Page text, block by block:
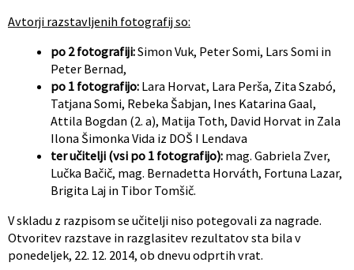
Avtorji razstavljenih fotografij so:
po 2 fotografiji:Simon Vuk, Peter Somi, Lars Somi in
Peter Bernad,
po 1 fotografijo: Lara Horvat, Lara Perša, Zita Szabó,
Tatjana Somi, Rebeka Šabjan, Ines Katarina Gaal,
Attila Bogdan (2. a), Matija Toth, David Horvat in Zala
Ilona Šimonka Vida iz DOŠ I Lendava
ter učitelji (vsi po 1 fotografijo): mag. Gabriela Zver,
Lučka Bačič, mag. Bernadetta Horváth, Fortuna Lazar,
Brigita Laj in Tibor Tomšič.
V skladu z razpisom se učitelji niso potegovali za nagrade.
Otvoritev razstave in razglasitev rezultatov sta bila v
ponedeljek, 22. 12. 2014, ob dnevu odprtih vrat.